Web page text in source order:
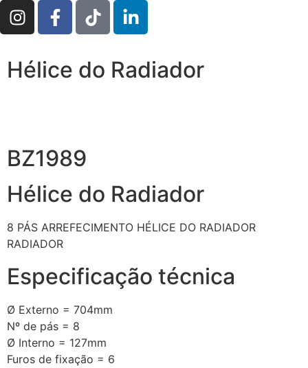
Hélice do Radiador
BZ1989
Hélice do Radiador
8 PÁS ARREFECIMENTO HÉLICE DO RADIADOR
RADIADOR
Especificação técnica
Ø Externo = 704mm
Nº de pás = 8
Ø Interno = 127mm
Furos de fixação = 6